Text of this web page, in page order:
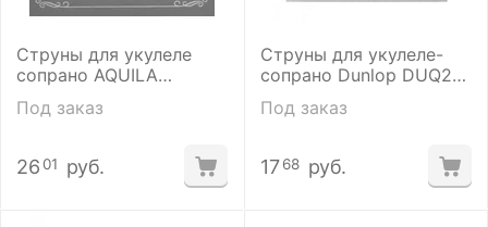
Струны для укулеле
сопрано AQUILA
BIONYLON 110U
Под заказ
26 01 руб.
Струны для укулеле-
сопрано Dunlop DUQ201
Soprano Student
Под заказ
17 68 руб.